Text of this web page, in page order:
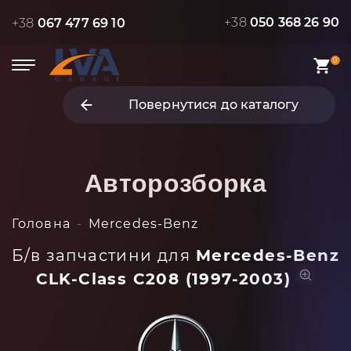
+38 067 477 69 10 +38 050 368 26 90
0
Повернутися до каталогу
Авторозборка
Головна Mercedes-Benz
Б/в запчастини для Mercedes-Benz
CLK-Class C208 (1997-2003)